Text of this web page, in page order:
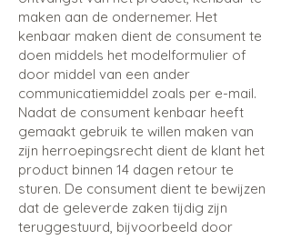
maken aan de ondernemer. Het
kenbaar maken dient de consument te
doen middels het modelformulier of
door middel van een ander
communicatiemiddel zoals per e-mail.
Nadat de consument kenbaar heeft
gemaakt gebruik te willen maken van
zijn herroepingsrecht dient de klant het
product binnen 14 dagen retour te
sturen. De consument dient te bewijzen
dat de geleverde zaken tijdig zijn
teruggestuurd, bijvoorbeeld door